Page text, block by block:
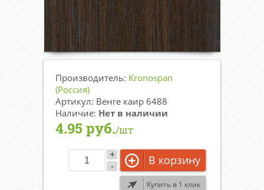
Производитель: Kronospan
(Россия)
Артикул: Венге каир 6488
Наличие: Нет в наличии
4.95 руб./шт
-
+ В корзину
Купить в 1 клик